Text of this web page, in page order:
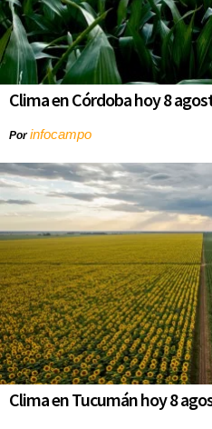
Clima en Córdoba hoy 8
Porinfocampo
Clima en Tucumán hoy 8